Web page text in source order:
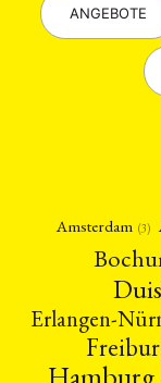
ANGEBOTE
Amsterdam (3)
Erlangen-